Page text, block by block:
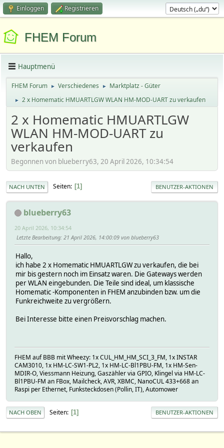
Einloggen Registrieren
FHEM Forum
Hauptmenü
FHEM Forum ► Verschiedenes ► Marktplatz - Güter
► 2 x Homematic HMUARTLGW WLAN HM-MOD-UART zu verkaufen
2 x Homematic HMUARTLGW
WLAN HM-MOD-UART zu
verkaufen
Begonnen von blueberry63, 20 April 2026, 10:34:54
NACH UNTEN Seiten 1 BENUTZER-AKTIONEN
blueberry63
20 April 2026, 10:34:54
Letzte Bearbeitung: 21 April 2026, 14:00:09 von blueberry63
Hallo,
ich habe 2 x Homematic HMUARTLGW zu verkaufen, die bei
mir bis gestern noch im Einsatz waren. Die Gateways werden
per WLAN eingebunden. Die Teile sind ideal, um klassische
Homematic -Komponenten in FHEM anzubinden bzw. um die
Funkreichweite zu vergrößern.
Bei Interesse bitte einen Preisvorschlag machen.
FHEM auf BBB mit Wheezy: 1x CUL_HM_HM_SCI_3_FM, 1x INSTAR
CAM3010, 1x HM-LC-SW1-PL2, 1x HM-LC-Bl1PBU-FM, 1x HM-Sen-
MDIR-O, Viessmann Heizung, Gaszähler via GPIO, Klingel via HM-LC-
Bl1PBU-FM an FBox, Mailcheck, AVR, XBMC, NanoCUL 433+668 an
Raspi per Ethernet, Funksteckdosen (Pollin, IT), Automower
NACH OBEN Seiten 1 BENUTZER-AKTIONEN